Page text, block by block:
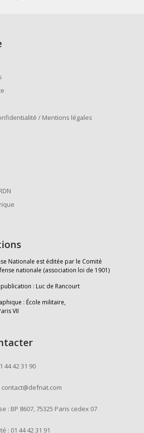
/ Mentions légales
Nationale est éditée par le Comité
nationale (association loi de 1901)
: Luc de Rancourt
: École militaire,
VII
44 42 31 90
contact@defnat.com
: BP 8607, 75325 Paris cedex 07
: 01 44 42 31 91